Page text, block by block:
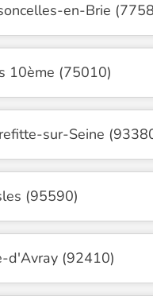
en-Brie
10ème (75010)
sur-Seine
(95590)
d'Avray (92410)